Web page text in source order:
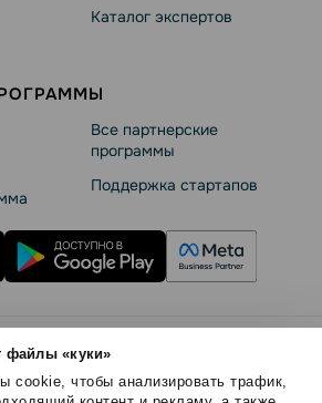
файлы «куки»
чтобы анализировать трафик,
Каталог экспертов
Все партнерские
программы
Поддержка стартапов